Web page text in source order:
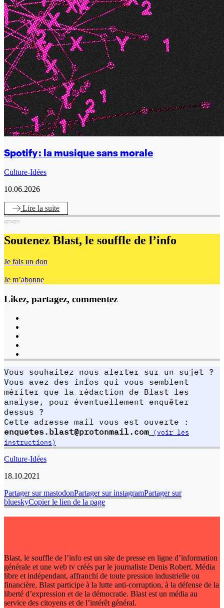
Spotify : la musique sans morale
Culture-Idées
10.06.2026
Lire la suite
Soutenez Blast, le souffle de l’info
Je fais un don
Je m’abonne
Likez, partagez, commentez
Vous souhaitez nous alerter sur un sujet ?
Vous avez des infos qui vous semblent
mériter que la rédaction de Blast les
analyse, pour éventuellement enquêter
dessus ?
Cette adresse mail vous est ouverte :
enquetes.blast@protonmail.com (voir les
instructions)
Culture-Idées
18.10.2021
Partager sur mastodonPartager sur instagramPartager sur
blueskyCopier le lien de la page
Blast, le souffle de l’info est un site de presse en ligne d’information
générale et une web tv créés par le journaliste Denis Robert. Média
libre et indépendant, affranchi de toute pression industrielle ou
financière, Blast participe à la lutte anti-corruption, à la défense de la
liberté d’expression et de la démocratie. Blast est un média au
service des citoyens et de l’intérêt général.